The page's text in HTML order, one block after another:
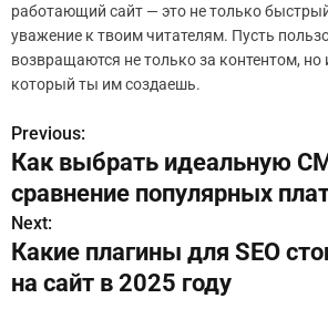
работающий сайт — это не только
уважение к твоим читателям. Пусть
возвращаются не только за контентом,
который ты им создаешь.
Н
а
в
и
Previous:
Как выбрать идеальную
сравнение популярных
Next:
Какие плагины для SEO
на сайт в 2025 году